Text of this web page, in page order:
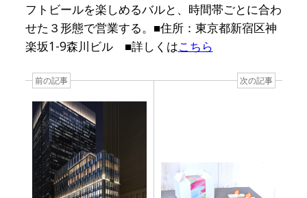
フトビールを楽しめるバルと、時間帯ごとに合わ
せた３形態で営業する。■住所：東京都新宿区神
楽坂1-9森川ビル ■詳しくはこちら
前の記事 次の記事